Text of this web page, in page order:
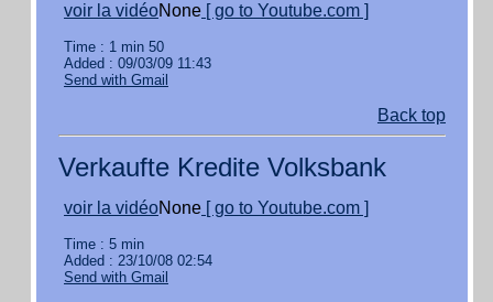
voir la vidéoNone [ go to Youtube.com ]
Time : 1 min 50
Added : 09/03/09 11:43
Send with Gmail
Back top
Verkaufte Kredite Volksbank
voir la vidéoNone [ go to Youtube.com ]
Time : 5 min
Added : 23/10/08 02:54
Send with Gmail